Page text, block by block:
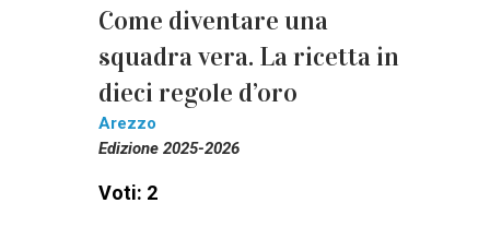
Come diventare una
squadra vera. La ricetta in
dieci regole d’oro
Arezzo
Edizione 2025-2026
Voti: 2